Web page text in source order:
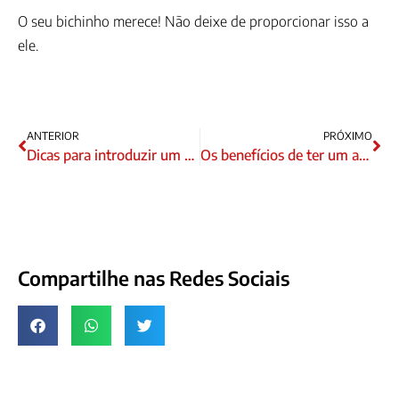
O seu bichinho merece! Não deixe de proporcionar isso a
ele.
ANTERIOR
Dicas para introduzir um novo animal de estimação em casa
PRÓXIMO
Os benefícios de ter um animal de estimação para as crianças.
Compartilhe nas Redes Sociais